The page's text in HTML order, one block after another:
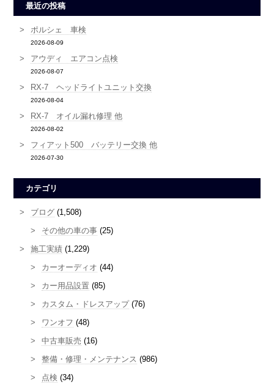
最近の投稿
ポルシェ 車検
2026-08-09
アウディ エアコン点検
2026-08-07
RX-7 ヘッドライトユニット交換
2026-08-04
RX-7 オイル漏れ修理 他
2026-08-02
フィアット500 バッテリー交換 他
2026-07-30
カテゴリ
ブログ (1,508)
その他の車の事 (25)
施工実績 (1,229)
カーオーディオ (44)
カー用品設置 (85)
カスタム・ドレスアップ(76)
ワンオフ (48)
中古車販売 (16)
整備・修理・メンテナンス (986)
点検 (34)